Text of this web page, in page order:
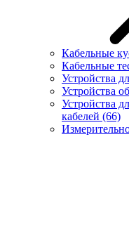
Кабельные
Кабельные
Устройства
Устройства
Устройства
кабелей (66)